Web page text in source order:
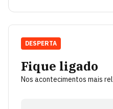
Fique ligado
Nos acontecimentos mais
DESPERTA